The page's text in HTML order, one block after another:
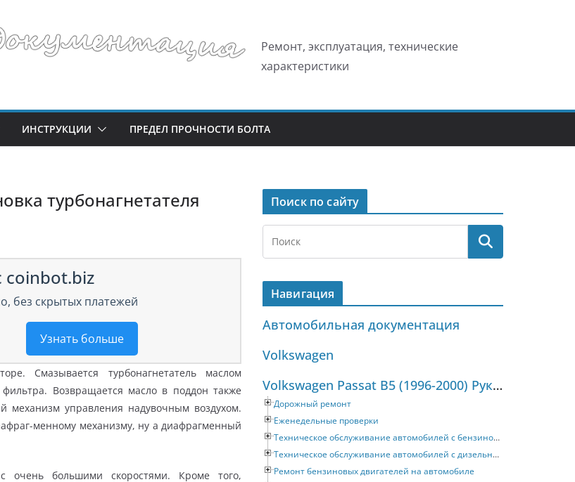
Ремонт, эксплуатация, технические
характеристики
ИНСТРУКЦИИ ПРЕДЕЛ ПРОЧНОСТИ БОЛТА
турбонагнетателя
coinbot.biz
без скрытых платежей
Узнать больше
Смазывается турбонагнетатель маслом
Возвращается масло в поддон также
механизм управления надувочным воздухом.
менному механизму, ну а диафрагменный
очень большими скоростями. Кроме того,
Поиск по сайту
Навигация
Автомобильная документация
Volkswagen
Volkswagen Passat B5 (1996-2000) Руководство по ремонту и техническому обслуживанию
Дорожный ремонт
Еженедельные проверки
Техническое обслуживание автомобилей с бензиновыми двигателями
Техническое обслуживание автомобилей с дизельными двигателями
Ремонт бензиновых двигателей на автомобиле